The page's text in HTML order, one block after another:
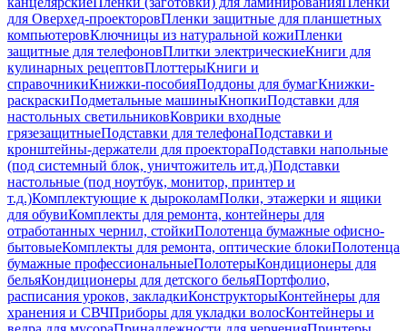
для Оверхед-проекторовПленки защитные для планшетных
компьютеровКлючницы из натуральной кожиПленки
защитные для телефоновПлитки электрическиеКниги для
кулинарных рецептовПлоттерыКниги и
справочникиКнижки-пособияПоддоны для бумагКнижки-
раскраскиПодметальные машиныКнопкиПодставки для
настольных светильниковКоврики входные
грязезащитныеПодставки для телефонаПодставки и
кронштейны-держатели для проектораПодставки напольные
(под системный блок, уничтожитель ит.д.)Подставки
настольные (под ноутбук, монитор, принтер и
т.д.)Комплектующие к дыроколамПолки, этажерки и ящики
для обувиКомплекты для ремонта, контейнеры для
отработанных чернил, стойкиПолотенца бумажные офисно-
бытовыеКомплекты для ремонта, оптические блокиПолотенца
бумажные профессиональныеПолотерыКондиционеры для
бельяКондиционеры для детского бельяПортфолио,
расписания уроков, закладкиКонструкторыКонтейнеры для
хранения и СВЧПриборы для укладки волосКонтейнеры и